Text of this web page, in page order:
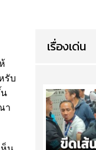
รับ
า
เรื่องเด่น